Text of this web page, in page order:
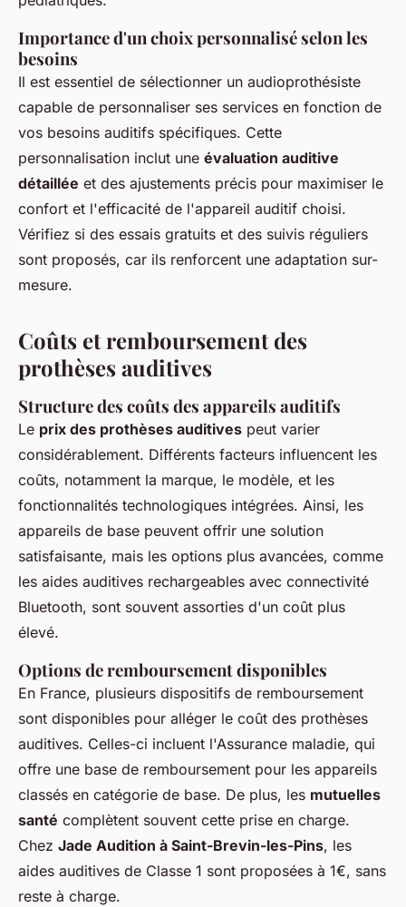
Importance d'un choix personnalisé selon les
besoins
Il est essentiel de sélectionner un audioprothésiste
capable de personnaliser ses services en fonction de
vos besoins auditifs spécifiques. Cette
personnalisation inclut une évaluation auditive
détaillée et des ajustements précis pour maximiser le
confort et l'efficacité de l'appareil auditif choisi.
Vérifiez si des essais gratuits et des suivis réguliers
sont proposés, car ils renforcent une adaptation sur-
mesure.
Coûts et remboursement des
prothèses auditives
Structure des coûts des appareils auditifs
Le prix des prothèses auditives peut varier
considérablement. Différents facteurs influencent les
coûts, notamment la marque, le modèle, et les
fonctionnalités technologiques intégrées. Ainsi, les
appareils de base peuvent offrir une solution
satisfaisante, mais les options plus avancées, comme
les aides auditives rechargeables avec connectivité
Bluetooth, sont souvent assorties d'un coût plus
élevé.
Options de remboursement disponibles
En France, plusieurs dispositifs de remboursement
sont disponibles pour alléger le coût des prothèses
auditives. Celles-ci incluent l'Assurance maladie, qui
offre une base de remboursement pour les appareils
classés en catégorie de base. De plus, les mutuelles
santé complètent souvent cette prise en charge.
Chez Jade Audition à Saint-Brevin-les-Pins, les
aides auditives de Classe 1 sont proposées à 1€, sans
reste à charge.